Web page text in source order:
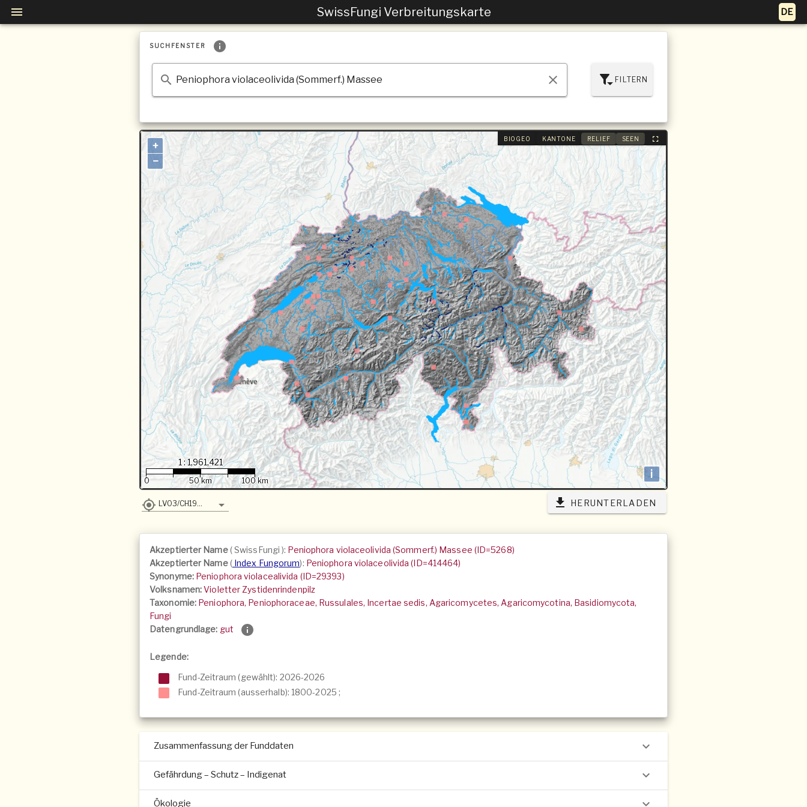
SwissFungi Verbreitungskarte
SUCHFENSTER
FILTERN
BIOGEO KANTONE RELIEF SEEN
+
−
i
1 : 1,961,421
0 50 km 100 km
LV03/CH1903 HERUNTERLADEN
Akzeptierter Name(SwissFungi): Peniophora violaceolivida (Sommerf.) Massee (ID=5268)
Akzeptierter Name(Index Fungorum): Peniophora violaceolivida (ID=414464)
Synonyme: Peniophora violacealivida (ID=29393)
Volksnamen:Violetter Zystidenrindenpilz
Taxonomie: Peniophora, Peniophoraceae, Russulales, Incertae sedis, Agaricomycetes, Agaricomycotina, Basidiomycota,
Fungi
Datengrundlage: gut
Legende:
Fund-Zeitraum (gewählt): 2026-2026
Fund-Zeitraum (ausserhalb): 1800-2025 ;
Zusammenfassung der Funddaten
Gefährdung – Schutz – Indigenat
Ökologie